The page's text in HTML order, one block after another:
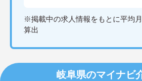
※掲載中の求人情報をもとに平均
算出
岐阜県のマイナビ